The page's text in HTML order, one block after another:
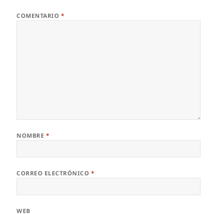
COMENTARIO *
NOMBRE *
CORREO ELECTRÓNICO *
WEB